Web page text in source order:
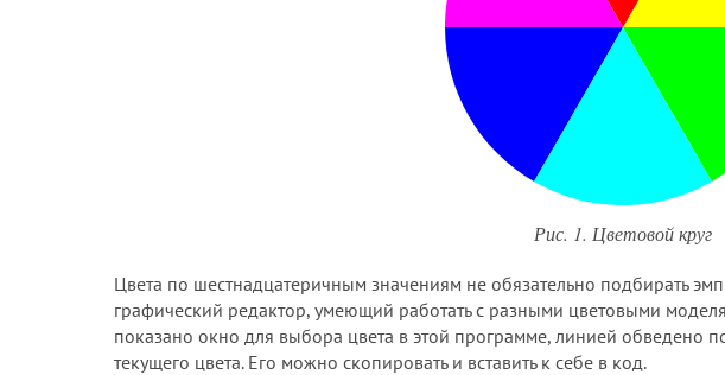
Рис. 1. Цветовой круг
Цвета по шестнадцатеричным значениям не обязательно подбирать
графический редактор, умеющий работать с разными цветовыми
показано окно для выбора цвета в этой программе, линией обведено
текущего цвета. Его можно скопировать и вставить к себе в код.